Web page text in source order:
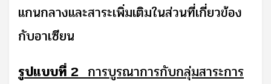
แกนกลางและสาระเพิ่มเติมในส่วนที่เกี่ยวข้อง
กับอาเซียน
รูปแบบที่ 2 การบูรณาการกับกลุ่มสาระการ